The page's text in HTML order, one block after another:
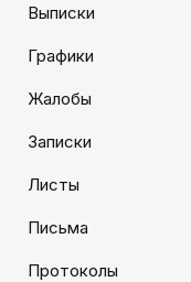
Выписки
Графики
Жалобы
Записки
Листы
Письма
Протоколы